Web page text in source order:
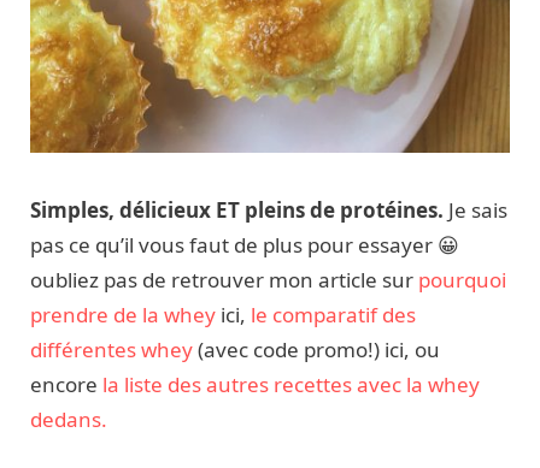
Simples, délicieux ET pleins de protéines. Je sais
pas ce qu’il vous faut de plus pour essayer 😀
oubliez pas de retrouver mon article sur pourquoi
prendre de la whey ici, le comparatif des
différentes whey(avec code promo!) ici, ou
encore la liste des autres recettes avec la whey
dedans.